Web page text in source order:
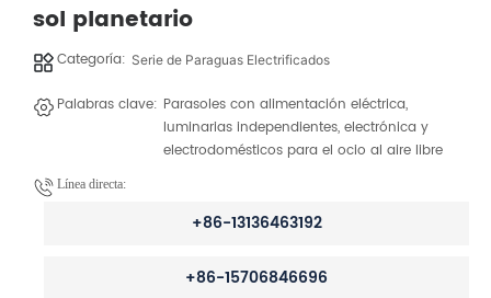
sol planetario
Categoría: Serie de Paraguas Electrificados
Palabras clave: Parasoles con alimentación eléctrica,
luminarias independientes, electrónica y
electrodomésticos para el ocio al aire libre
Línea directa:
+86-13136463192
+86-15706846696